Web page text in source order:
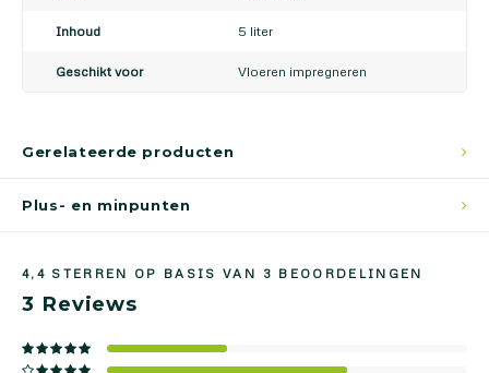
Inhoud 5 liter
Geschikt voor Vloeren impregneren
Gerelateerde producten
Plus- en minpunten
4,4 STERREN OP BASIS VAN 3 BEOORDELINGEN
3 Reviews